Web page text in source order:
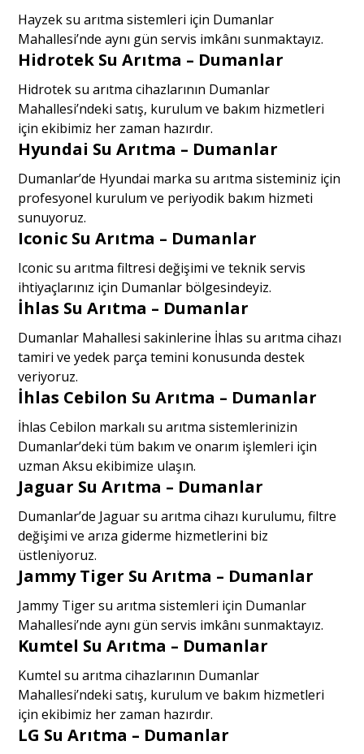
Hayzek su arıtma sistemleri için Dumanlar
Mahallesi’nde aynı gün servis imkânı sunmaktayız.
Hidrotek Su Arıtma – Dumanlar
Hidrotek su arıtma cihazlarının Dumanlar
Mahallesi’ndeki satış, kurulum ve bakım hizmetleri
için ekibimiz her zaman hazırdır.
Hyundai Su Arıtma – Dumanlar
Dumanlar’de Hyundai marka su arıtma sisteminiz için
profesyonel kurulum ve periyodik bakım hizmeti
sunuyoruz.
Iconic Su Arıtma – Dumanlar
Iconic su arıtma filtresi değişimi ve teknik servis
ihtiyaçlarınız için Dumanlar bölgesindeyiz.
İhlas Su Arıtma – Dumanlar
Dumanlar Mahallesi sakinlerine İhlas su arıtma cihazı
tamiri ve yedek parça temini konusunda destek
veriyoruz.
İhlas Cebilon Su Arıtma – Dumanlar
İhlas Cebilon markalı su arıtma sistemlerinizin
Dumanlar’deki tüm bakım ve onarım işlemleri için
uzman Aksu ekibimize ulaşın.
Jaguar Su Arıtma – Dumanlar
Dumanlar’de Jaguar su arıtma cihazı kurulumu, filtre
değişimi ve arıza giderme hizmetlerini biz
üstleniyoruz.
Jammy Tiger Su Arıtma – Dumanlar
Jammy Tiger su arıtma sistemleri için Dumanlar
Mahallesi’nde aynı gün servis imkânı sunmaktayız.
Kumtel Su Arıtma – Dumanlar
Kumtel su arıtma cihazlarının Dumanlar
Mahallesi’ndeki satış, kurulum ve bakım hizmetleri
için ekibimiz her zaman hazırdır.
LG Su Arıtma – Dumanlar